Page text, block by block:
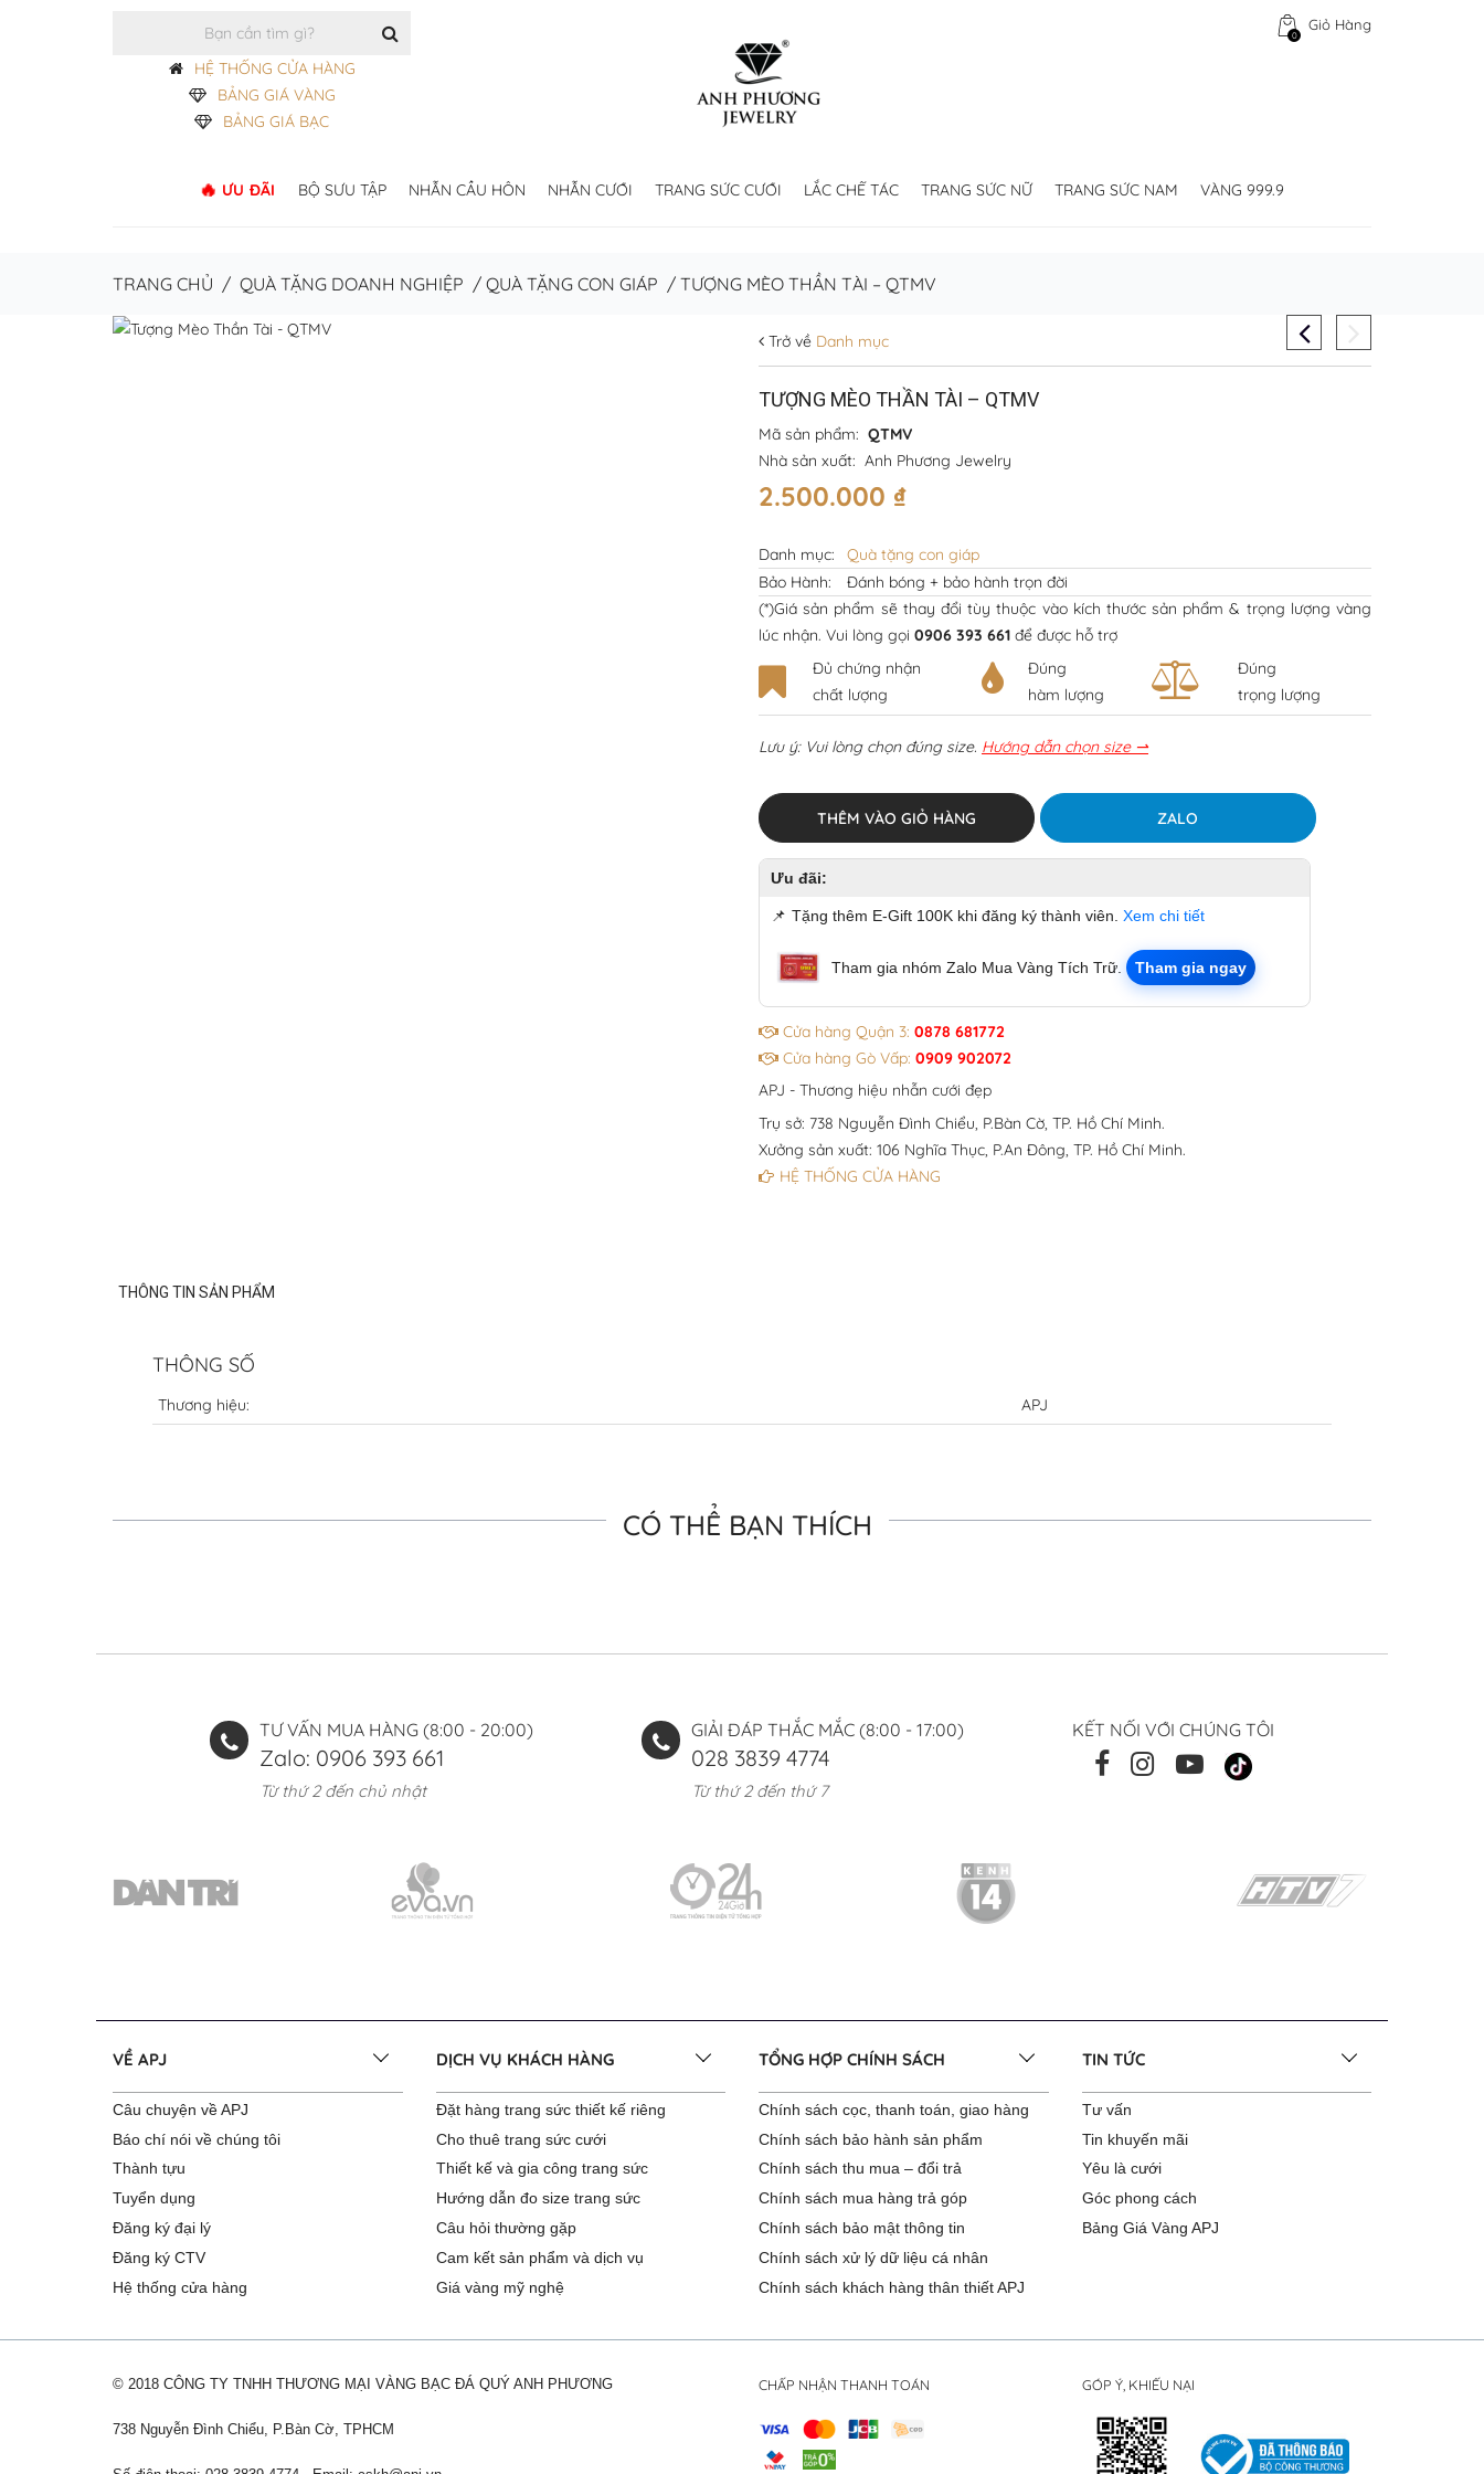
Giỏ Hàng
0
HỆ THỐNG CỬA HÀNG
BẢNG GIÁ VÀNG
BẢNG GIÁ BẠC
ƯU ĐÃI BỘ SƯU TẬP NHẪN CẦU HÔN NHẪN CƯỚI TRANG SỨC CƯỚI LẮC CHẾ TÁC TRANG SỨC NỮ TRANG SỨC NAM VÀNG 999.9
TRANG CHỦ / QUÀ TẶNG DOANH NGHIỆP / QUÀ TẶNG CON GIÁP / TƯỢNG MÈO THẦN TÀI – QTMV
Trở về Danh mục
TƯỢNG MÈO THẦN TÀI – QTMV
Mã sản phẩm: QTMV
Nhà sản xuất: Anh Phương Jewelry
2.500.000 ₫
Danh mục:
Quà tặng con giáp
Bảo Hành:
Đánh bóng + bảo hành trọn đời
(*)Giá sản phẩm sẽ thay đổi tùy thuộc vào kích thước sản phẩm & trọng lượng vàng
lúc nhận. Vui lòng gọi 0906 393 661 để được hỗ trợ
Đủ chứng nhận
chất lượng
Đúng
hàm lượng
Đúng
trọng lượng
Lưu ý: Vui lòng chọn đúng size. Hướng dẫn chọn size ⇀
THÊM VÀO GIỎ HÀNG ZALO
Ưu đãi:
📌 Tặng thêm E-Gift 100K khi đăng ký thành viên. Xem chi tiết
Tham gia nhóm Zalo Mua Vàng Tích Trữ. Tham gia ngay
Cửa hàng Quận 3: 0878 681772
Cửa hàng Gò Vấp: 0909 902072
APJ - Thương hiệu nhẫn cưới đẹp
Trụ sở: 738 Nguyễn Đình Chiểu, P.Bàn Cờ, TP. Hồ Chí Minh.
Xưởng sản xuất: 106 Nghĩa Thục, P.An Đông, TP. Hồ Chí Minh.
HỆ THỐNG CỬA HÀNG
THÔNG TIN SẢN PHẨM
THÔNG SỐ
Thương hiệu: APJ
CÓ THỂ BẠN THÍCH
TƯ VẤN MUA HÀNG (8:00 - 20:00)
Zalo: 0906 393 661
Từ thứ 2 đến chủ nhật
GIẢI ĐÁP THẮC MẮC (8:00 - 17:00)
028 3839 4774
Từ thứ 2 đến thứ 7
KẾT NỐI VỚI CHÚNG TÔI
VỀ APJ
Câu chuyện về APJ
Báo chí nói về chúng tôi
Thành tựu
Tuyển dụng
Đăng ký đại lý
Đăng ký CTV
Hệ thống cửa hàng
DỊCH VỤ KHÁCH HÀNG
Đặt hàng trang sức thiết kế riêng
Cho thuê trang sức cưới
Thiết kế và gia công trang sức
Hướng dẫn đo size trang sức
Câu hỏi thường gặp
Cam kết sản phẩm và dịch vụ
Giá vàng mỹ nghệ
TỔNG HỢP CHÍNH SÁCH
Chính sách cọc, thanh toán, giao hàng
Chính sách bảo hành sản phẩm
Chính sách thu mua – đổi trả
Chính sách mua hàng trả góp
Chính sách bảo mật thông tin
Chính sách xử lý dữ liệu cá nhân
Chính sách khách hàng thân thiết APJ
TIN TỨC
Tư vấn
Tin khuyến mãi
Yêu là cưới
Góc phong cách
Bảng Giá Vàng APJ
© 2018 CÔNG TY TNHH THƯƠNG MẠI VÀNG BẠC ĐÁ QUÝ ANH PHƯƠNG
738 Nguyễn Đình Chiểu, P.Bàn Cờ, TPHCM
CHẤP NHẬN THANH TOÁN GÓP Ý, KHIẾU NẠI